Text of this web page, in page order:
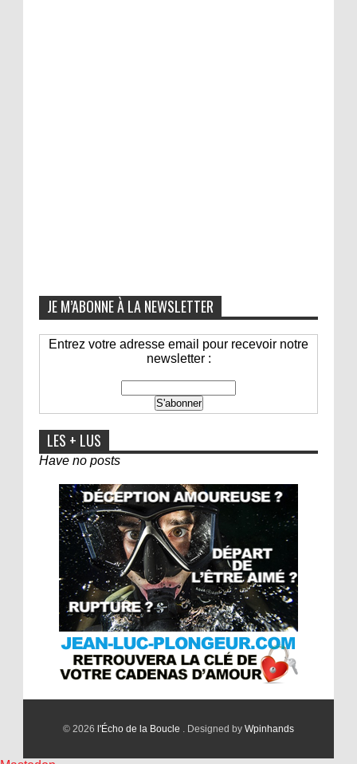
JE M’ABONNE À LA NEWSLETTER
Entrez votre adresse email pour recevoir notre
newsletter :
LES + LUS
Have no posts
© 2026 l'Écho de la Boucle . Designed by Wpinhands